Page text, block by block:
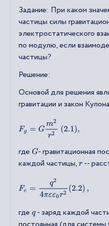
Задание: При каком
частицы силы
электростатического
по модулю, если
частицы?
Решение:
Основой для решения
гравитации и закон
F
Gm2r2 (2.1),
где G- гравитационная
каждой частицы,r--
F
πεε 2(2.2)
где q- заряд каждой